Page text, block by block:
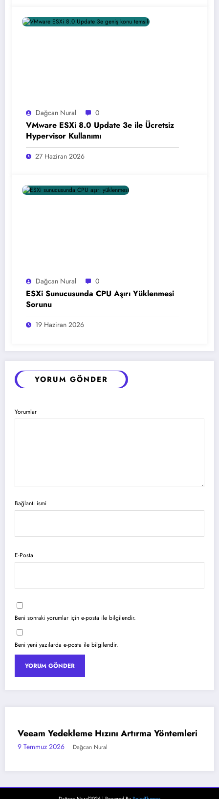
Dağcan Nural 0
VMware ESXi 8.0 Update 3e ile Ücretsiz
Hypervisor Kullanımı
27 Haziran 2026
Dağcan Nural 0
ESXi Sunucusunda CPU Aşırı Yüklenmesi
Sorunu
19 Haziran 2026
YORUM GÖNDER
Yorumlar
Bağlantı ismi
E-Posta
Beni sonraki yorumlar için e-posta ile bilgilendir.
Beni yeni yazılarda e-posta ile bilgilendir.
AZURE
Azure Blob Storage ile Statik Web Sitesi
Barındırma